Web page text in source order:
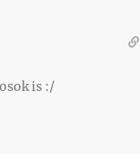
is :/